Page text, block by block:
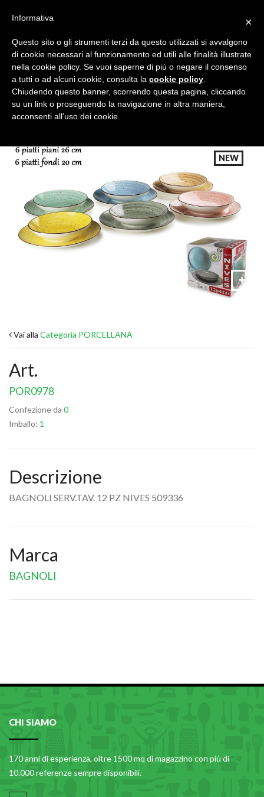
Tutte le categorie Cerca
NEW
Vai alla Categoria PORCELLANA
Art.
POR0978
Confezione da 0
Imballo: 1
Descrizione
BAGNOLI SERV.TAV. 12 PZ NIVES 509336
Marca
BAGNOLI
CHI SIAMO
170 anni di esperienza, oltre 1500 mq di magazzino con più di
10.000 referenze sempre disponibili.
×
Informativa
Questo sito o gli strumenti terzi da questo utilizzati si avvalgono
di cookie necessari al funzionamento ed utili alle finalità illustrate
nella cookie policy. Se vuoi saperne di più o negare il consenso
a tutti o ad alcuni cookie, consulta la cookie policy
Chiudendo questo banner, scorrendo questa pagina, cliccando
su un link o proseguendo la navigazione in altra maniera,
acconsenti all’uso dei cookie.